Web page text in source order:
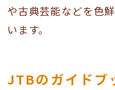
や古典芸能などを色
います。
JTBのガイドブ